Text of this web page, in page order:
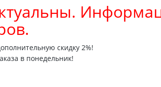
скидку 2%!
в понедельник!